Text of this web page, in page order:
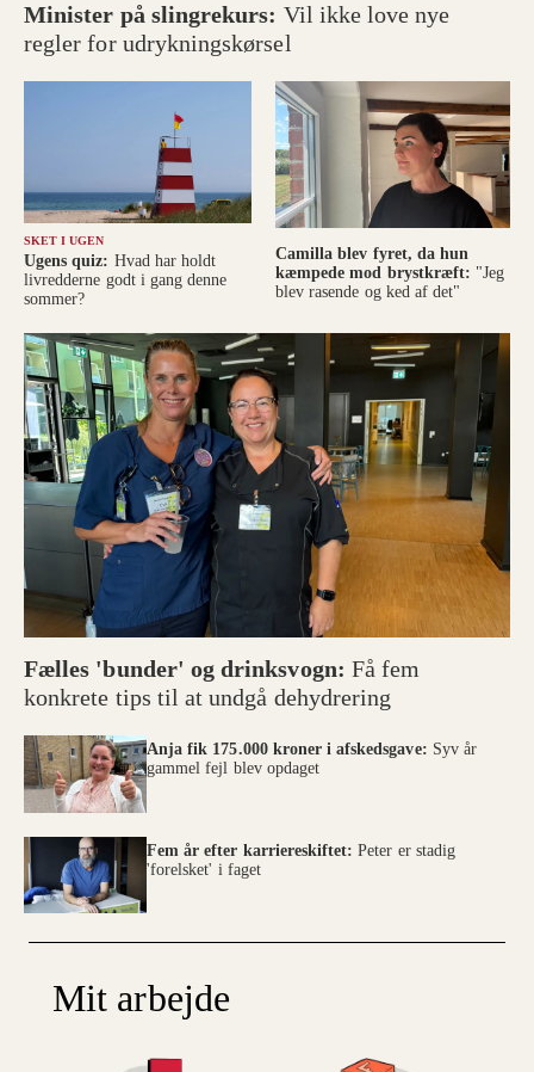
Minister på slingrekurs: Vil ikke love nye
regler for udrykningskørsel
SKET I UGEN
Ugens quiz: Hvad har holdt
livredderne godt i gang denne
sommer?
Camilla blev fyret, da hun
kæmpede mod brystkræft: "Jeg
blev rasende og ked af det"
Fælles 'bunder' og drinksvogn: Få fem
konkrete tips til at undgå dehydrering
Anja fik 175.000 kroner i afskedsgave: Syv år
gammel fejl blev opdaget
Fem år efter karriereskiftet:Peter er stadig
'forelsket' i faget
Mit arbejde